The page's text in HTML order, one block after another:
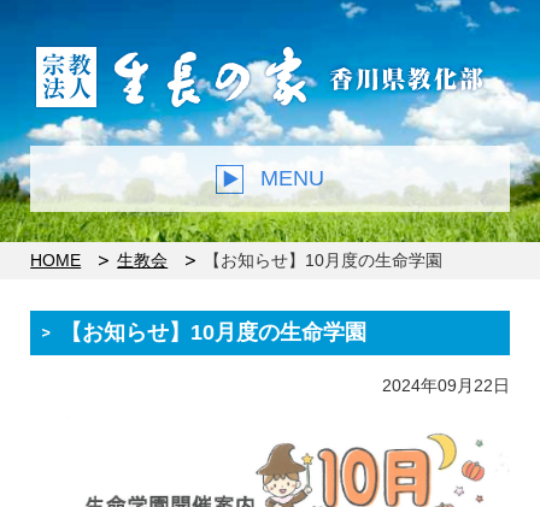
MENU
HOME 生教会 【お知らせ】10月度の生命学園
【お知らせ】10月度の生命学園
2024年09月22日